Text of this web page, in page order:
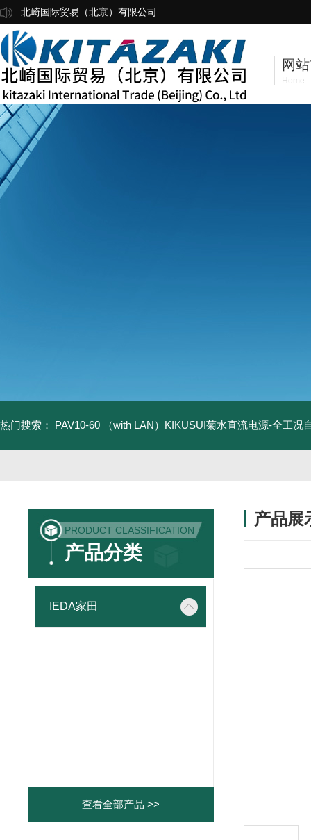
北崎国际贸易（北京）有限公司
网
Home
热门搜索： PAV10-60 （with LAN）KIKUSUI菊水直流电源-全工况
PRODUCT CLASSIFICATION
产品分类
IEDA家田
查看全部产品 >>
产品展